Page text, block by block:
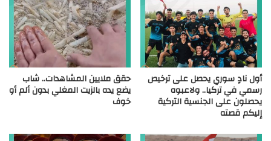
أول نادٍ سوري يحصل على ترخيص
رسمي في تركيا.. ولاعبوه
يحصلون على الجنسية التركية
إليكم قصته
حقق ملايين المشاهدات.. شاب
يضع يده بالزيت المغلي بدون ألم أو
خوف